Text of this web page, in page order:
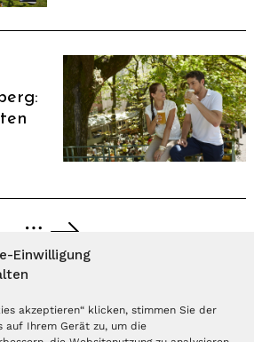
Einwilligung
akzeptieren“ klicken, stimmen Sie der
auf Ihrem Gerät zu, um die
…